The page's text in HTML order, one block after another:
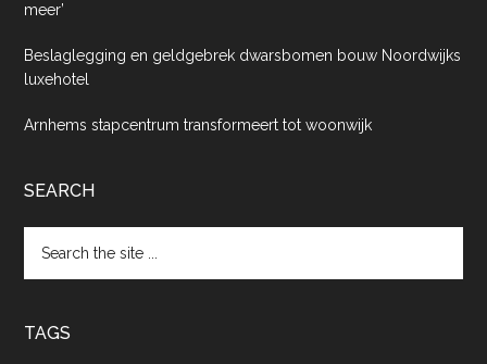
meer’
Beslaglegging en geldgebrek dwarsbomen bouw Noordwijks
luxehotel
Arnhems stapcentrum transformeert tot woonwijk
SEARCH
the
TAGS